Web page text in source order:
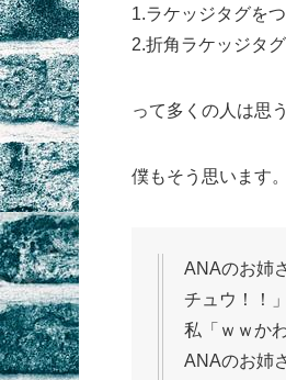
1.ラケッジタグを
2.折角ラケッジタ
って多くの人は思
僕もそう思います。
ANAのお姉
チュウ！！」
私「ｗｗか
ANAのお姉